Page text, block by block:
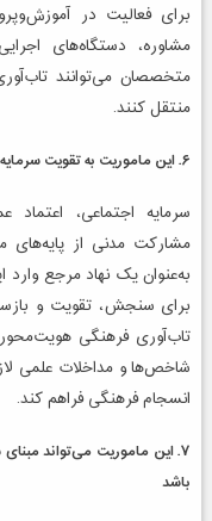
برای فعالیت در
مشاوره، دستگاه‌های
متخصصان می‌توانند
منتقل کنند.
۶. این ماموریت به تقویت سرمایه اجتماعی و انسجام فرهنگی کمک می‌کند
سرمایه اجتماعی،
مشارکت مدنی از پایه‌های
به‌عنوان یک نهاد مرجع
برای سنجش، تقویت و
تاب‌آوری فرهنگی هویت‌محور
شاخص‌ها و مداخلات علمی
انسجام فرهنگی فراهم کند.
۷. این ماموریت می‌تواند
باشد